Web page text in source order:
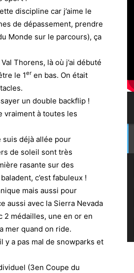
discipline car j’aime le
de dépassement, prendre
Monde sur le parcours), ça
Thorens, là où j’ai débuté
le 1er en bas. On était
un double backflip !
vraiment à toutes les
suis déjà allée pour
de soleil sont très
rasante sur des
c’est fabuleux !
mais aussi pour
aussi avec la Sierra Nevada
2 médailles, une en or en
mer quand on ride.
y a pas mal de snowparks et
(3en Coupe du